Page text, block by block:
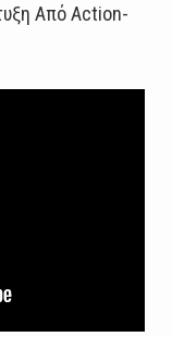
Από Action-